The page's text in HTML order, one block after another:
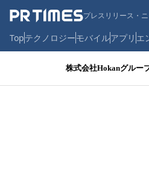
プレスリリース・
Topテクノロジーモバイルアプリ エ
株式会社Hokanグルー